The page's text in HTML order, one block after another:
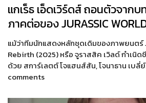
แกเร็ธ เอ็ดเวิร์ดส์ ถอนตัวจาก
ภาคต่อของ JURASSIC
แม้ว่าทีมนักแสดงหลักชุดเดิมของภาพยนตร์
Rebirth (2025) หรือ จูราสสิค เวิลด์ กำเนิด
ด้วย สการ์เลตต์ โจแฮนส์สัน, โจนาธาน เบลี่
comments